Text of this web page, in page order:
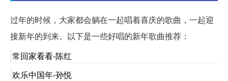
过年的时候，大家都会躺在一起唱着喜庆的歌曲，一起迎
接新年的到来。以下是一些好唱的新年歌曲推荐：
常回家看看-陈红
欢乐中国年-孙悦